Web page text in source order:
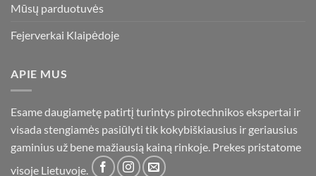
Mūsų parduotuvės
Fejerverkai Klaipėdoje
APIE MUS
Esame daugiametę patirtį turintys pirotechnikos ekspertai ir
visada stengiamės pasiūlyti tik kokybiškiausius ir geriausius
gaminius už bene mažiausią kainą rinkoje. Prekes pristatome
visoje Lietuvoje.